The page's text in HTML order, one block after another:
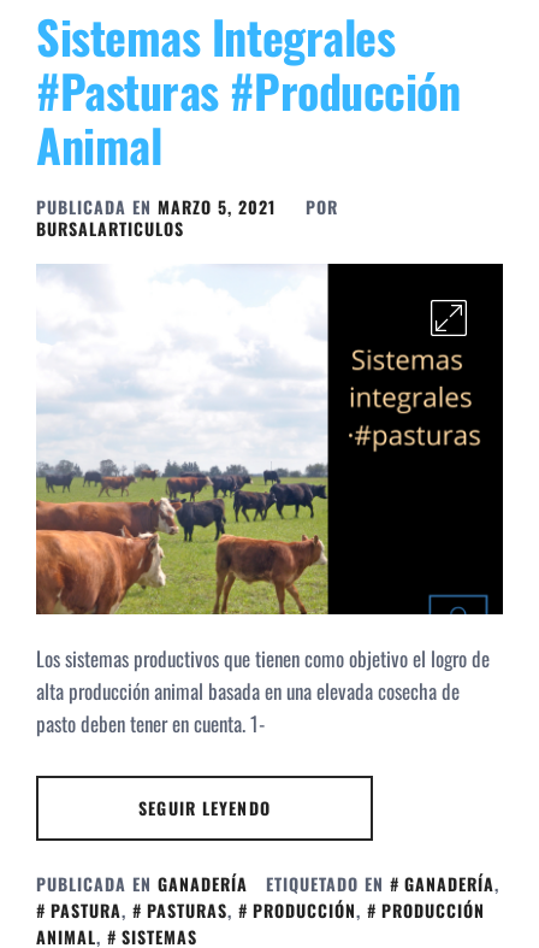
Sistemas Integrales
#Pasturas #Producción
Animal
PUBLICADA EN MARZO 5, 2021
POR
BURSALARTICULOS
Los sistemas productivos que tienen como objetivo el logro de
alta producción animal basada en una elevada cosecha de
pasto deben tener en cuenta. 1-
SEGUIR LEYENDO
PUBLICADA EN GANADERÍA ETIQUETADO EN GANADERÍA,
PASTURA, PASTURAS, PRODUCCIÓN,
PRODUCCIÓN
ANIMAL, SISTEMAS